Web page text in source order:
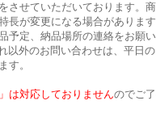
させていただいております。
が変更になる場合があります
予定、納品場所の連絡をお願
外のお問い合わせは、平日
す。
は対応しておりませんのでご了